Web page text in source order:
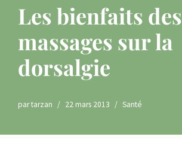
Les bienfaits des
massages sur la
dorsalgie
partarzan 22 mars 2013 Santé